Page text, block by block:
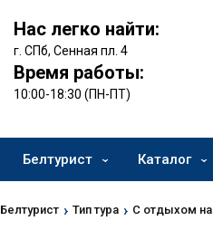
Нас легко найти:
г. СПб, Сенная пл. 4
Время работы:
10:00-18:30 (ПН-ПТ)
Белтурист Каталог
Белтурист › Тип тура › С отдыхом